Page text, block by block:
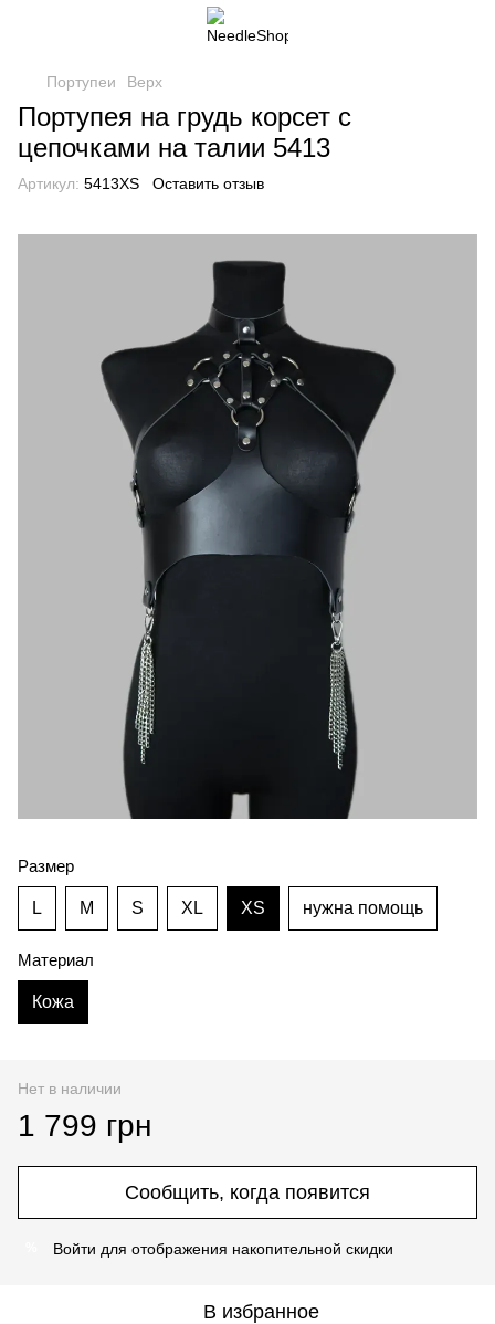
Портупеи Верх
Портупея на грудь корсет с
цепочками на талии 5413
Артикул: 5413XS Оставить отзыв
Размер
L M S XL XS нужна помощь
Материал
Кожа
Нет в наличии
1 799 грн
Сообщить, когда появится
Войти для отображения накопительной скидки
В избранное